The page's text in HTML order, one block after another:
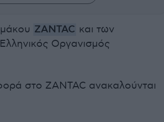
ZANTAC και των
Οργανισμός
στο ZANTAC ανακαλούνται